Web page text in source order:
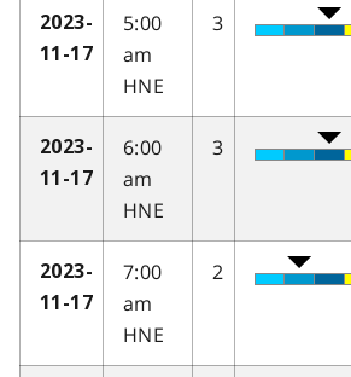
2023-
11-17
5:00
am
HNE
3
2023-
11-17
6:00
am
HNE
3
2023-
11-17
7:00
am
HNE
2